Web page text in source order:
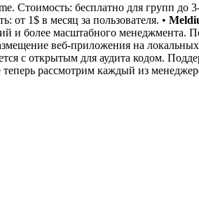
бесплатно для групп до 3-
1$ в месяц за пользователя. •
и более масштабного менеджмента.
веб-приложения на локальных
с открытым для аудита кодом.
рассмотрим каждый из